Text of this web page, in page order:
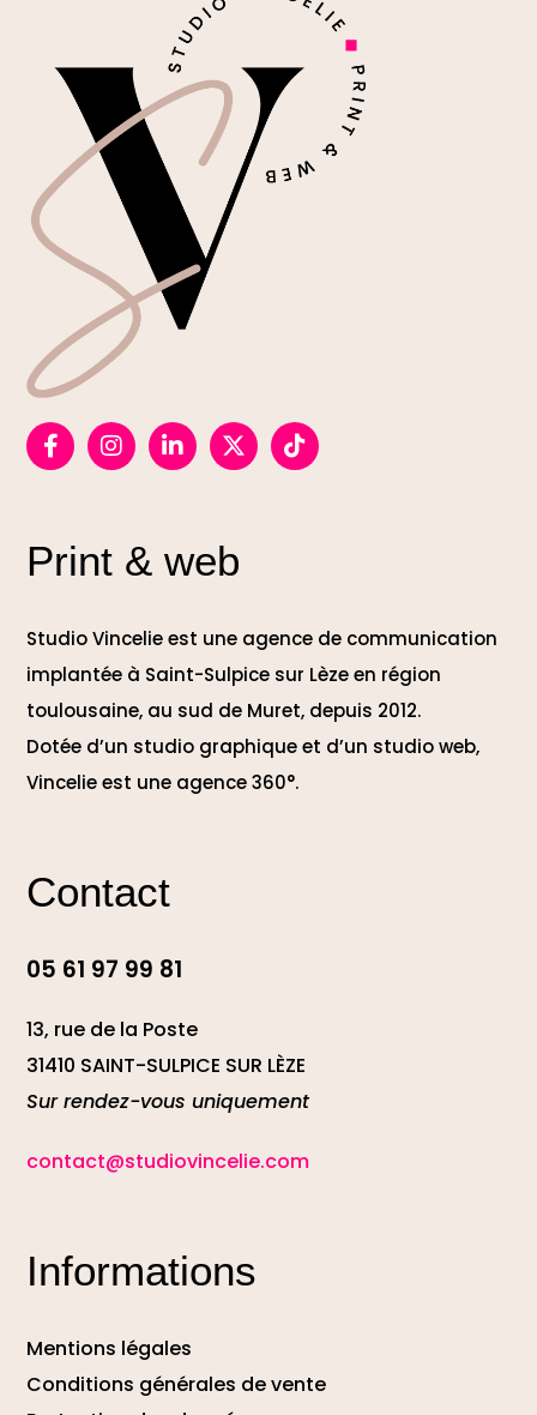
Print & web
Studio Vincelie est une agence de communication
implantée à Saint-Sulpice sur Lèze en région
toulousaine, au sud de Muret, depuis 2012.
Dotée d’un studio graphique et d’un studio web,
Vincelie est une agence 360°.
Contact
05 61 97 99 81
13, rue de la Poste
31410 SAINT-SULPICE SUR LÈZE
Sur rendez-vous uniquement
contact@studiovincelie.com
Informations
Mentions légales
Conditions générales de vente